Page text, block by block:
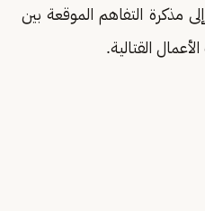
مذكرة التفاهم الموقعة بين
القتالية.